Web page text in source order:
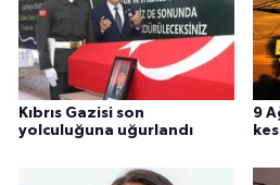
Kıbrıs Gazisi son
yolculuğuna uğurlandı
9